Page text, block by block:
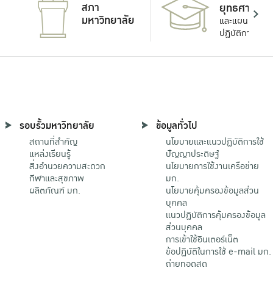
สภา
มหาวิทยาลัย
ยุทธศาสตร์
และแผน
ปฏิบัติการ
รอบรั้วมหาวิทยาลัย
สถานที่สำคัญ
แหล่งเรียนรู้
สิ่งอำนวยความสะดวก
กีฬาและสุขภาพ
ผลิตภัณฑ์ มก.
ข้อมูลทั่วไป
นโยบายและแนวปฏิบัติการใช้
ปัญญาประดิษฐ์
นโยบายการใช้งานเครือข่าย
มก.
นโยบายคุ้มครองข้อมูลส่วน
บุคคล
แนวปฏิบัติการคุ้มครองข้อมูล
ส่วนบุคคล
การเข้าใช้อินเตอร์เน็ต
ข้อปฏิบัติในการใช้ e-mail มก.
ถ่ายทอดสด